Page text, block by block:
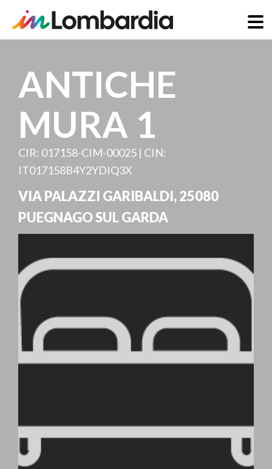
InhaltANTICHE
MURA 1
CIR: 017158-CIM-00025 | CIN:
IT017158B4Y2YDIQ3X
VIA PALAZZI GARIBALDI,25080
PUEGNAGO SUL GARDA